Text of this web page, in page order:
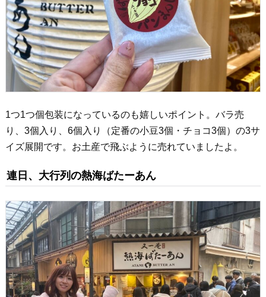
1つ1つ個包装になっているのも嬉しいポイント。バラ売
り、3個入り、6個入り（定番の小豆3個・チョコ3個）の3サ
イズ展開です。お土産で飛ぶように売れていましたよ。
連日、大行列の熱海ばたーあん